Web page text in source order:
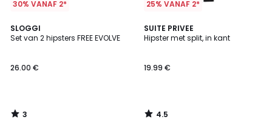
30% VANAF 2*
SLOGGI
Set van 2 hipsters FREE EVOLVE
26.00 €
3
/
3
/
25% VANAF 2*
SUITE PRIVEE
Hipster met split, in kant
19.99 €
4.5
/ 5
4.5
/